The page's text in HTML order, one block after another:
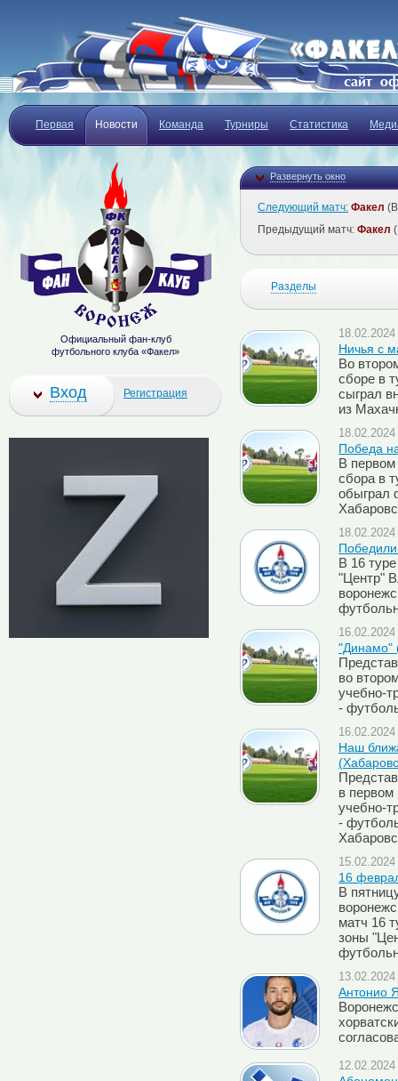
Первая Новости Команда Турниры Статистика
Развернуть окно
Следующий матч: Факел
Предыдущий матч: Факел
Разделы
Ничья с
Во
сборе в
сыграл
из
Победа
В первом
сбора в
обыграл
В 16
"Центр"
"Динамо"
во
учебно-
-
Наш
в первом
учебно-
-
16
В
матч 16
зоны
Антонио
Официальный фан-клуб
футбольного клуба «Факел»
Вход Регистрация